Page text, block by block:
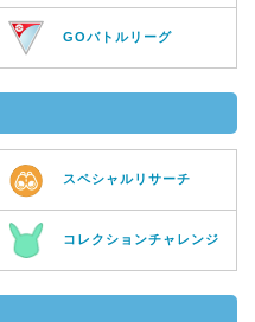
GOバトルリーグ
スペシャルリサーチ
コレクションチャレンジ